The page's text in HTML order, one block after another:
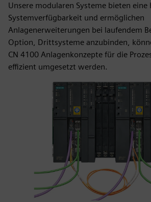
Unsere modularen Systeme bieten eine
Systemverfügbarkeit und ermöglichen
Anlagenerweiterungen bei laufendem
Option, Drittsysteme anzubinden,
CN 4100 Anlagenkonzepte für die
effizient umgesetzt werden.